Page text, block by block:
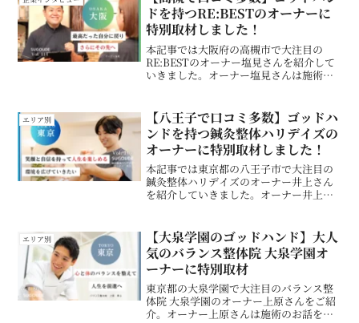
した。
ドを持つRE:BESTのオーナーに
特別取材しました！
本記事では大阪府の高槻市で大注目の
RE:BESTのオーナー塩見さんを紹介して
いきました。オーナー塩見さんは施術の
時間であっという間にファンになりまし
た。大阪府の高槻市にお住まいの方で肩
こりや腰痛などのお悩みがある方は、塩
見さんのお店を一度訪ねてみてはいかが
でしょうか？
エリア別
【八王子で口コミ多数】ゴッドハ
ンドを持つ鍼灸整体ハリデイズの
オーナーに特別取材しました！
本記事では東京都の八王子市で大注目の
鍼灸整体ハリデイズのオーナー井上さん
を紹介していきました。オーナー井上さ
も取材した1時間であっという間にファン
になりました。東京都の八王子市にお住
まいの方で肩こりや腰痛などのお悩みが
ある方は、井上さんのお店を一度訪ねて
みてはいかがでしょうか？
エリア別
【大泉学園のゴッドハンド】大人
気のバランス整体院 大泉学園オ
ーナーに特別取材
東京都の大泉学園で大注目のバランス整
体院 大泉学園のオーナー上原さんをご紹
介。オーナー上原さんは施術のお話をさ